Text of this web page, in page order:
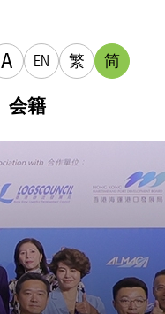
A EN 繁 简
会籍